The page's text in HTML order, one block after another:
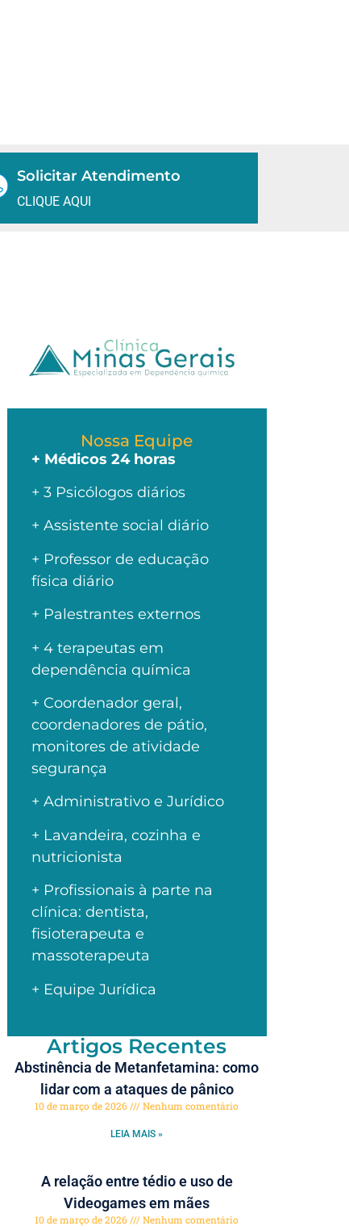
Solicitar Atendimento
CLIQUE AQUI
Nossa Equipe
+ Médicos 24 horas
+ 3 Psicólogos diários
+ Assistente social diário
+ Professor de educação
física diário
+ Palestrantes externos
+ 4 terapeutas em
dependência química
+ Coordenador geral,
coordenadores de pátio,
monitores de atividade
segurança
+ Administrativo e Jurídico
+ Lavandeira, cozinha e
nutricionista
+ Profissionais à parte na
clínica: dentista,
fisioterapeuta e
massoterapeuta
+ Equipe Jurídica
Artigos Recentes
Abstinência de Metanfetamina: como
lidar com a ataques de pânico
10 de março de 2026 Nenhum comentário
LEIA MAIS »
A relação entre tédio e uso de
Videogames em mães
10 de março de 2026 Nenhum comentário